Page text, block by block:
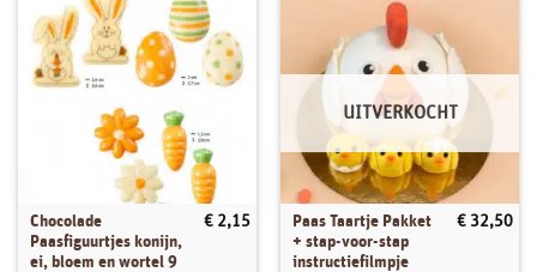
Chocolade
Paasfiguurtjes konijn,
ei, bloem en wortel 9
€ 2,15
UITVERKOCHT
Paas Taartje Pakket
+ stap-voor-stap
instructiefilmpje
€ 32,50